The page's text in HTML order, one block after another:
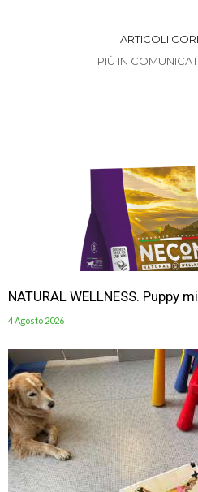
ARTICOLI
PIÙ IN
NATURAL WELLNESS. Puppy
4 Agosto 2026